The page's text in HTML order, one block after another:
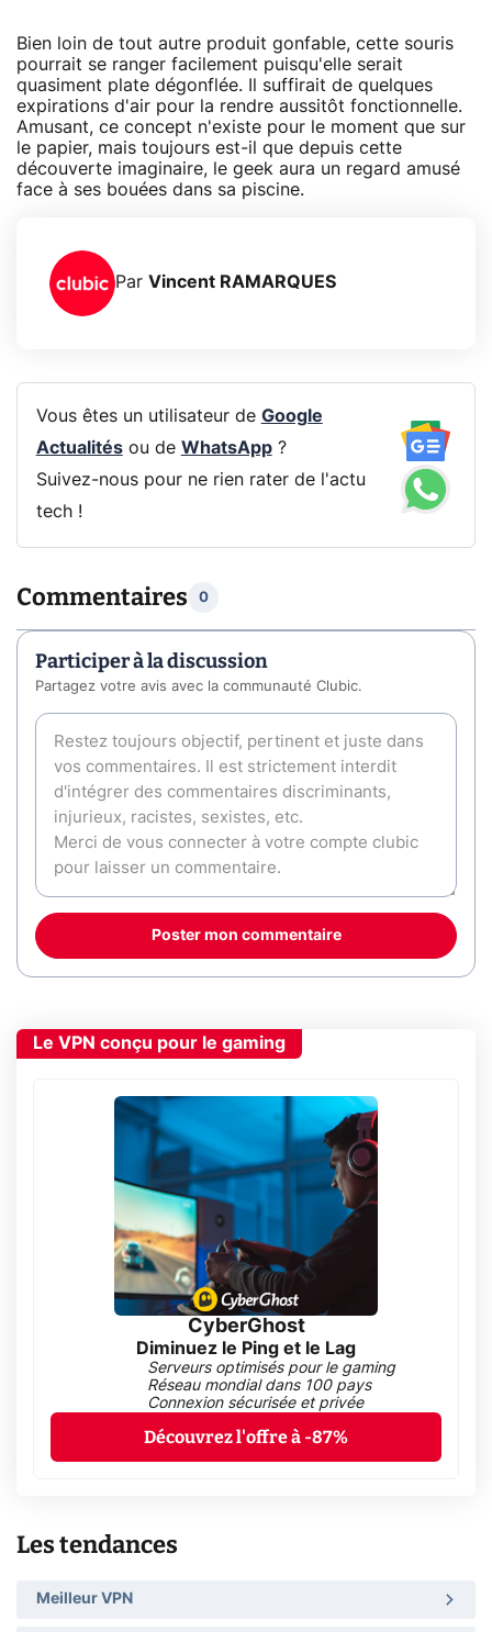
Bien loin de tout autre produit gonfable, cette souris
pourrait se ranger facilement puisqu'elle serait
quasiment plate dégonflée. Il suffirait de quelques
expirations d'air pour la rendre aussitôt fonctionnelle.
Amusant, ce concept n'existe pour le moment que sur
le papier, mais toujours est-il que depuis cette
découverte imaginaire, le geek aura un regard amusé
face à ses bouées dans sa piscine.
Par Vincent RAMARQUES
Vous êtes un utilisateur de Google
Actualitésou de WhatsApp?
Suivez-nous pour ne rien rater de l'actu
tech !
Commentaires 0
Participer à la discussion
Partagez votre avis avec la communauté Clubic.
Poster mon commentaire
Le VPN conçu pour le gaming
CyberGhost
Diminuez le Ping et le Lag
Serveurs optimisés pour le gaming
Réseau mondial dans 100 pays
Connexion sécurisée et privée
Découvrez l'offre à -87%
Les tendances
Meilleur VPN